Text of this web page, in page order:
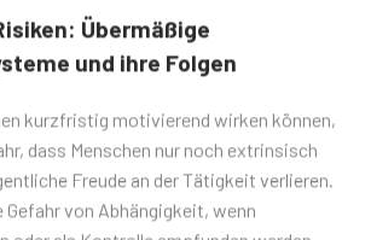
Übermäßige
und ihre Folgen
kurzfristig motivierend wirken können,
dass Menschen nur noch extrinsisch
Freude an der Tätigkeit verlieren.
von Abhängigkeit, wenn